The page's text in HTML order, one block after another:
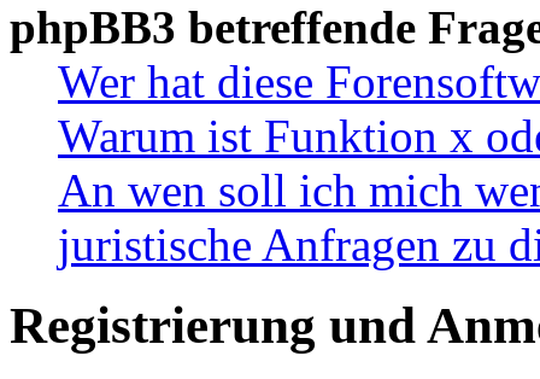
phpBB3 betreffende
Wer hat diese
Warum ist Funktion x
An wen soll ich mich
juristische Anfragen zu
Registrierung und